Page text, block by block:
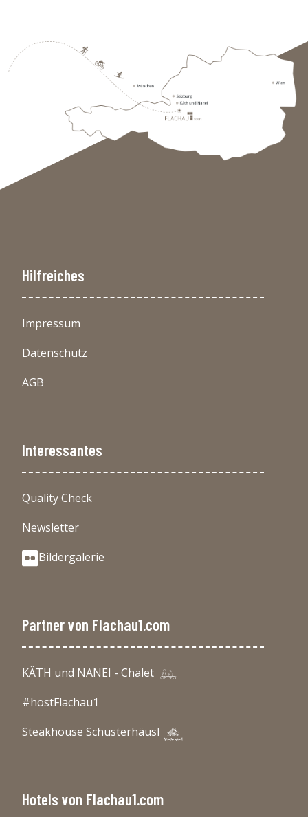
Hilfreiches
Impressum
Datenschutz
AGB
Interessantes
Quality Check
Newsletter
Bildergalerie
Partner von Flachau1.com
KÄTH und NANEI - Chalet
#hostFlachau1
Steakhouse Schusterhäusl
Hotels von Flachau1.com